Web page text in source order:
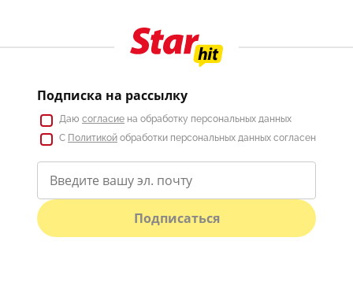
Подписка на рассылку
Даю согласие на обработку персональных данных
С Политикой обработки персональных данных согласен
Подписаться